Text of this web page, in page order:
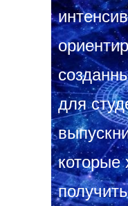
для
которые